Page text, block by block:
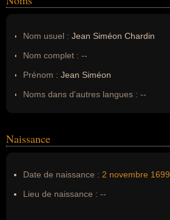
Nom usuel : Jean Siméon Chardin
Nom complet : --
Prénom : Jean Siméon
Noms dans d'autres langues : --
Nom de famille :Chardin
Naissance
Date de naissance : 2 novembre 1699
Lieu de naissance : --